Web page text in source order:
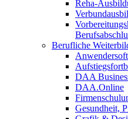
Reha-
Berufliche
DAA
DAA.Online
Gesundheit,